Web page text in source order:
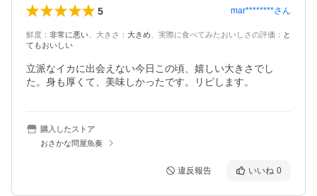
5 mar********さん
鮮度 ： 非常に悪い 大きさ ： 大きめ 実際に食べてみたおいしさの評価 ： と
てもおいしい
立派なイカに出会えない今日この頃、嬉しい大きさでし
た。身も厚くて、美味しかったです。リピします。
購入したストア
おさかな問屋魚奏
違反報告 いいね 0